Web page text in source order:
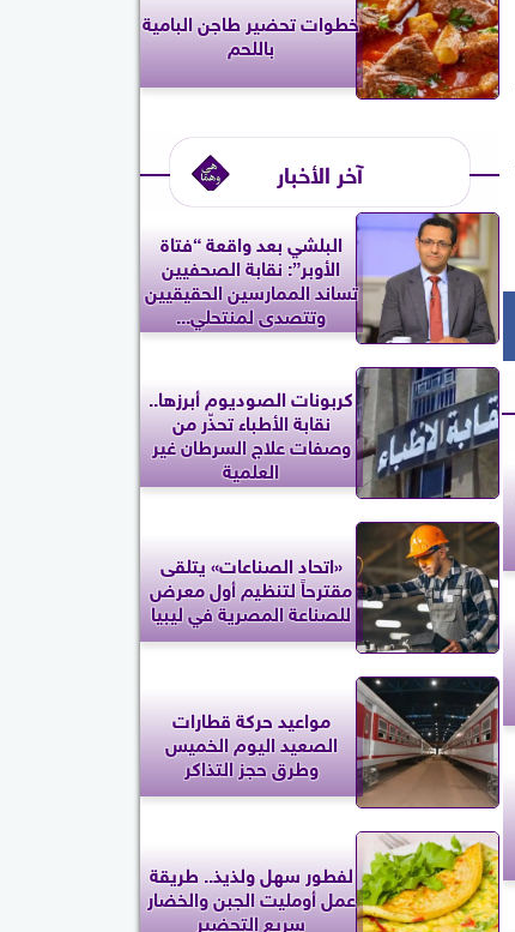
خطوات تحضير طاجن البامية
باللحم
آخر الأخبار
البلشي بعد واقعة “فتاة
الأوبر”: نقابة الصحفيين
تساند الممارسين الحقيقيين
وتتصدى لمنتحلي...
كربونات الصوديوم أبرزها..
نقابة الأطباء تحذّر من
وصفات علاج السرطان غير
العلمية
«اتحاد الصناعات» يتلقى
مقترحاً لتنظيم أول معرض
للصناعة المصرية في ليبيا
مواعيد حركة قطارات
الصعيد اليوم الخميس
وطرق حجز التذاكر
لفطور سهل ولذيذ.. طريقة
عمل أومليت الجبن والخضار
سريع التحضير